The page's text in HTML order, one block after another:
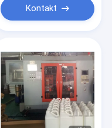
Kontakt